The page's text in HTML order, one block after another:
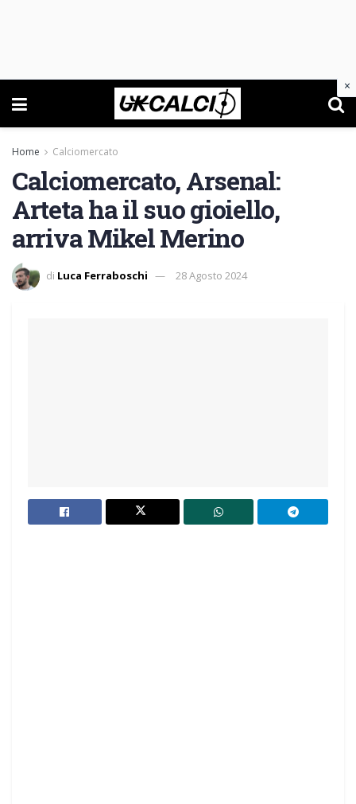
Home Calciomercato
Calciomercato, Arsenal:
Arteta ha il suo gioiello,
arriva Mikel Merino
di Luca Ferraboschi 28 Agosto 2024
×